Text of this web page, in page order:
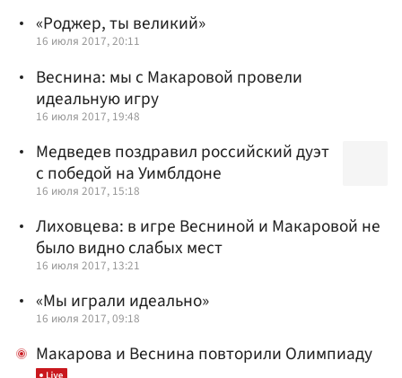
«Роджер, ты великий»
16 июля 2017, 20:11
Веснина: мы с Макаровой провели
идеальную игру
16 июля 2017, 19:48
Медведев поздравил российский дуэт
с победой на Уимблдоне
16 июля 2017, 15:18
Лиховцева: в игре Весниной и Макаровой не
было видно слабых мест
16 июля 2017, 13:21
«Мы играли идеально»
16 июля 2017, 09:18
Макарова и Веснина повторили Олимпиаду